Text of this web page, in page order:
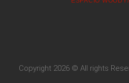
Copyright 2026 © All rights